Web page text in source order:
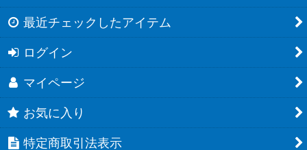
最近チェックしたアイテム
ログイン
マイページ
お気に入り
特定商取引法表示